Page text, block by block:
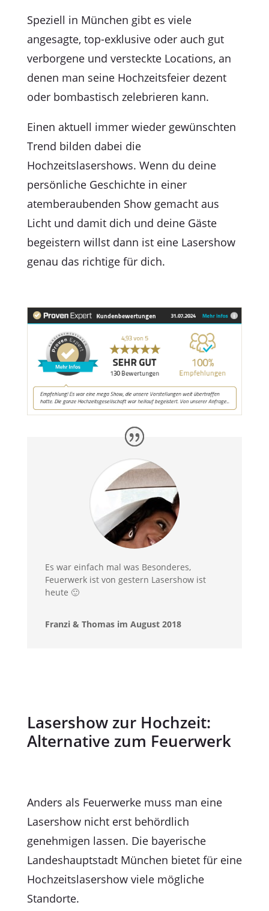
Speziell in München gibt es viele
angesagte, top-exklusive oder auch gut
verborgene und versteckte Locations, an
denen man seine Hochzeitsfeier dezent
oder bombastisch zelebrieren kann.
Einen aktuell immer wieder gewünschten
Trend bilden dabei die
Hochzeitslasershows. Wenn du deine
persönliche Geschichte in einer
atemberaubenden Show gemacht aus
Licht und damit dich und deine Gäste
begeistern willst dann ist eine Lasershow
genau das richtige für dich.
Es war einfach mal was Besonderes,
Feuerwerk ist von gestern Lasershow ist
heute 🙂
Franzi & Thomas im August 2018
Lasershow zur Hochzeit:
Alternative zum Feuerwerk
Anders als Feuerwerke muss man eine
Lasershow nicht erst behördlich
genehmigen lassen. Die bayerische
Landeshauptstadt München bietet für eine
Hochzeitslasershow viele mögliche
Standorte.